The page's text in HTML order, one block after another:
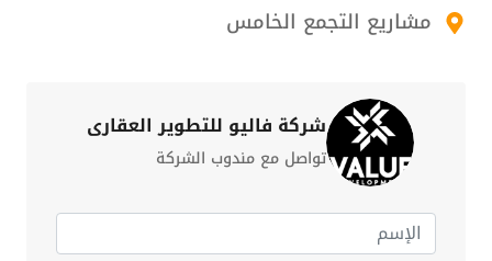
مشاريع التجمع الخامس
شركة فاليو للتطوير العقاري
تواصل مع مندوب الشركة